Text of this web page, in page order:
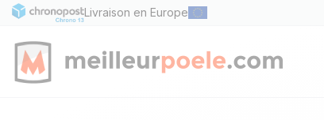
Livraison en Europe